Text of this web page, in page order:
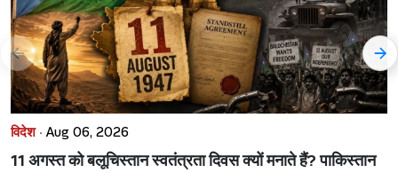
विदेश · Aug 06, 2026
11 अगस्त को बलूचिस्तान स्वतंत्रता दिवस क्यों मनाते हैं? पाकिस्तान